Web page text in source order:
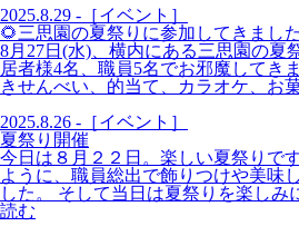
2025.8.29 -［イベント］
🌻三思園の夏祭りに参加してきまし
8月27日(水)、横内にある三思園の夏
居者様4名、職員5名でお邪魔してき
きせんべい、的当て、カラオケ、お
2025.8.26 -［イベント］
夏祭り開催
今日は８月２２日。楽しい夏祭りで
ように、職員総出で飾りつけや美味
した。 そして当日は夏祭りを楽しみ
読む